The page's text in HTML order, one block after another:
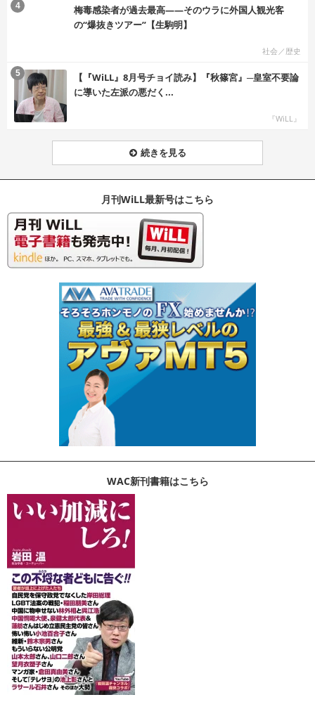
梅毒感染者が過去最高――そのウラに外国人観光客
の“爆抜きツアー”【生駒明】
社会／歴史
4
【『WiLL』8月号チョイ読み】『秋篠宮』─皇室不要論
に導いた左派の悪だく...
『WiLL』
5
続きを見る
月刊WiLL最新号はこちら
WAC新刊書籍はこちら